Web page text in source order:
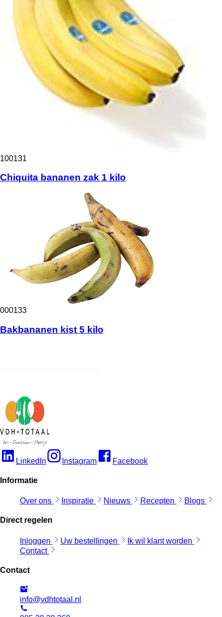
100131
Chiquita bananen zak 1 kilo
000133
Bakbananen kist 5 kilo
LinkedIn Instagram Facebook
Informatie
Over ons Inspiratie Nieuws Recepten Blogs
Direct regelen
Inloggen Uw bestellingen
Ik wil klant worden
Contact
Contact
info@vdhtotaal.nl